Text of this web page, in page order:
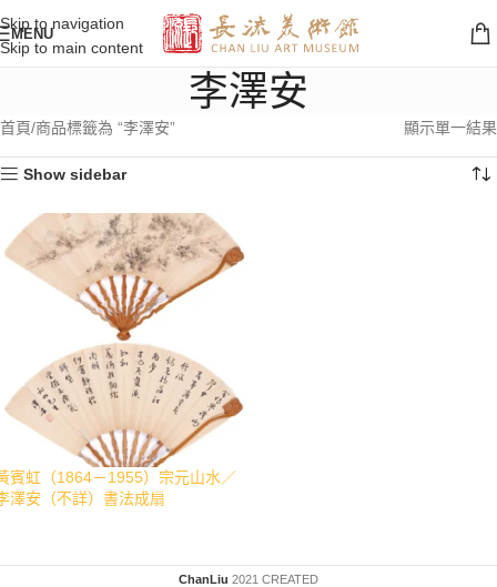
Skip to navigation
Skip to main content
MENU
李澤安
首頁 商品標籤為 “李澤安” 顯示單一結果
Show sidebar
賓虹（1864－1955）宗元山水／
澤安（不詳）書法成扇
ChanLiu 2021 CREATED